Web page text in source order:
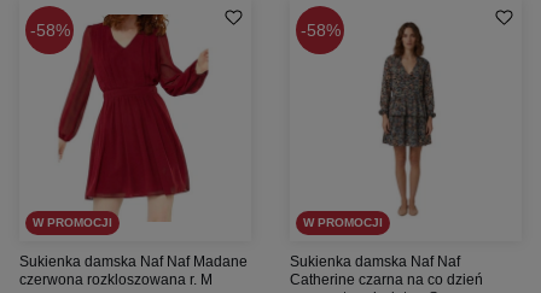
58%
W PROMOCJI
Sukienka damska Naf Naf Madane
czerwona rozkloszowana r. M
58%
W PROMOCJI
Sukienka damska Naf Naf
Catherine czarna na co dzień